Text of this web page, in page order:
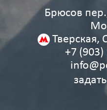
Брюсов
Тверская,
+7 (903)